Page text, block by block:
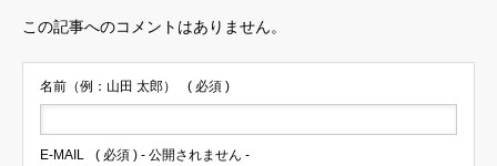
この記事へのコメントはありません。
名前（例：山田 太郎） ( 必須 )
E-MAIL ( 必須 ) - 公開されません -